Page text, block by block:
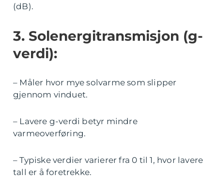
(dB).
3. Solenergitransmisjon (g-
verdi):
– Måler hvor mye solvarme som slipper
gjennom vinduet.
– Lavere g-verdi betyr mindre
varmeoverføring.
– Typiske verdier varierer fra 0 til 1, hvor lavere
tall er å foretrekke.